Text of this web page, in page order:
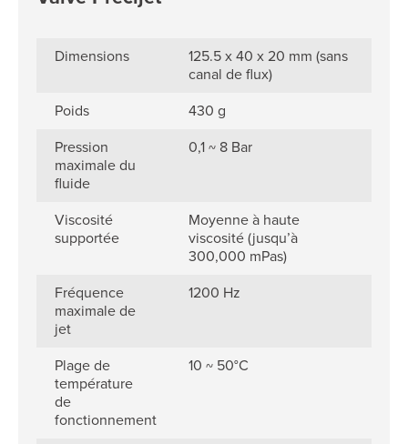
Dimensions
125.5 x 40 x 20 mm (sans
canal de flux)
Poids
430 g
Pression
maximale du
fluide
0,1 ~ 8 Bar
Viscosité
supportée
Moyenne à haute
viscosité (jusqu’à
300,000 mPas)
Fréquence
maximale de
jet
1200 Hz
Plage de
température
de
fonctionnement
10 ~ 50°C